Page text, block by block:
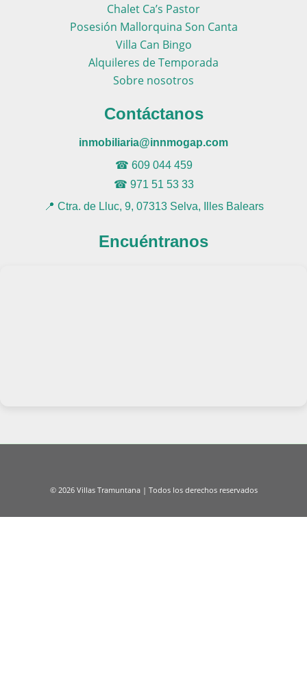
Chalet Ca’s Pastor
Posesión Mallorquina Son Canta
Villa Can Bingo
Alquileres de Temporada
Sobre nosotros
Contáctanos
inmobiliaria@innmogap.com
☎ 609 044 459
☎ 971 51 53 33
📍 Ctra. de Lluc, 9, 07313 Selva, Illes Balears
Encuéntranos
© 2026 Villas Tramuntana | Todos los derechos reservados